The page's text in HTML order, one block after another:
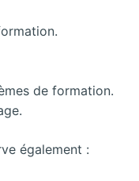
de formation.
également :